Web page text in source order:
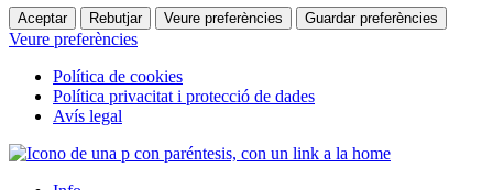
Aceptar Rebutjar Veure preferències Guardar preferències
Veure preferències
Política de cookies
Política privacitat i protecció de dades
Avís legal